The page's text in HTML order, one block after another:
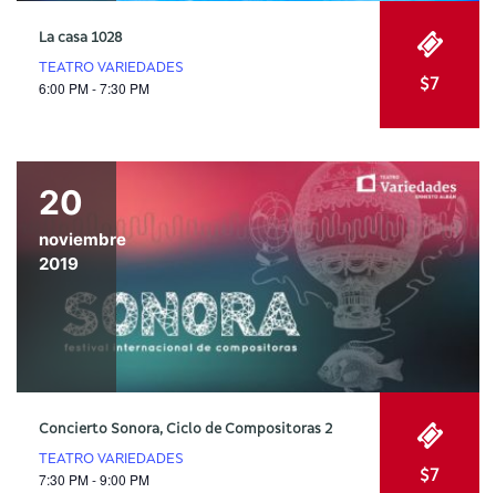
La casa 1028
TEATRO VARIEDADES
6:00 PM - 7:30 PM $7
20
noviembre
2019
Concierto Sonora, Ciclo de Compositoras 2
TEATRO VARIEDADES
7:30 PM - 9:00 PM $7